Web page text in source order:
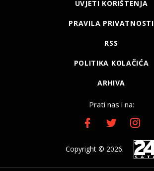
UVJETI KORIŠTENJA
PRAVILA PRIVATNOSTI
RSS
POLITIKA KOLAČIĆA
ARHIVA
Prati nas i na:
Copyright © 2026.